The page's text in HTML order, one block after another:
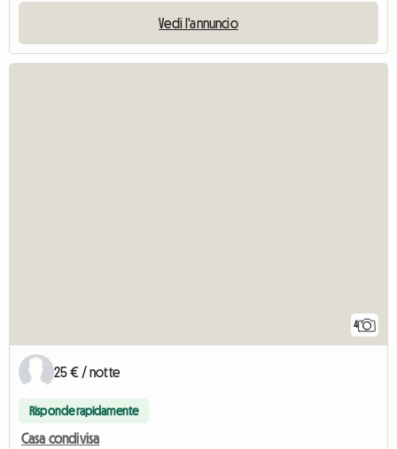
Vedi l'annuncio
4
25 € / notte
Risponde rapidamente
Casa condivisa